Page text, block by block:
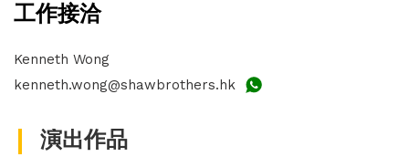
工作接洽
Kenneth Wong
kenneth.wong@shawbrothers.hk
演出作品